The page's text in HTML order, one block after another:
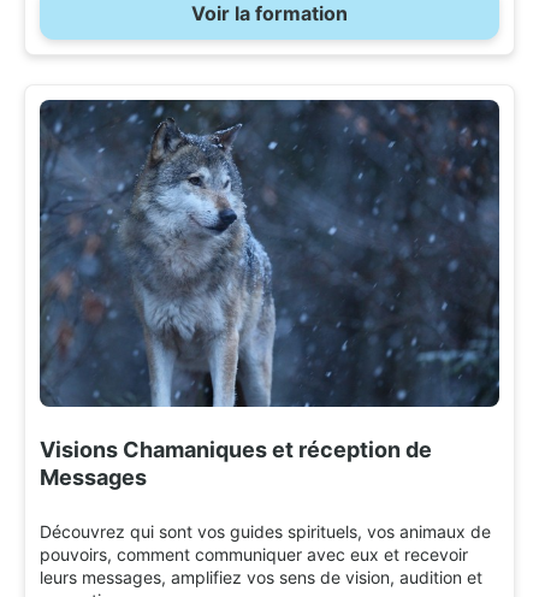
Voir la formation
Visions Chamaniques et réception de
Messages
Découvrez qui sont vos guides spirituels, vos animaux de
pouvoirs, comment communiquer avec eux et recevoir
leurs messages, amplifiez vos sens de vision, audition et